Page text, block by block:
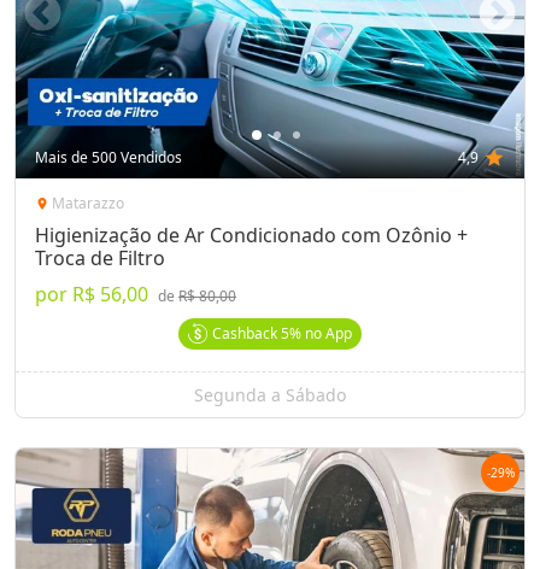
Mais de 500 Vendidos 4,9 star
location_on Matarazzo
Higienização de Ar Condicionado com Ozônio +
Troca de Filtro
por R$ 56,00 de R$ 80,00
Cashback5% no App
Segunda a Sábado
-29%